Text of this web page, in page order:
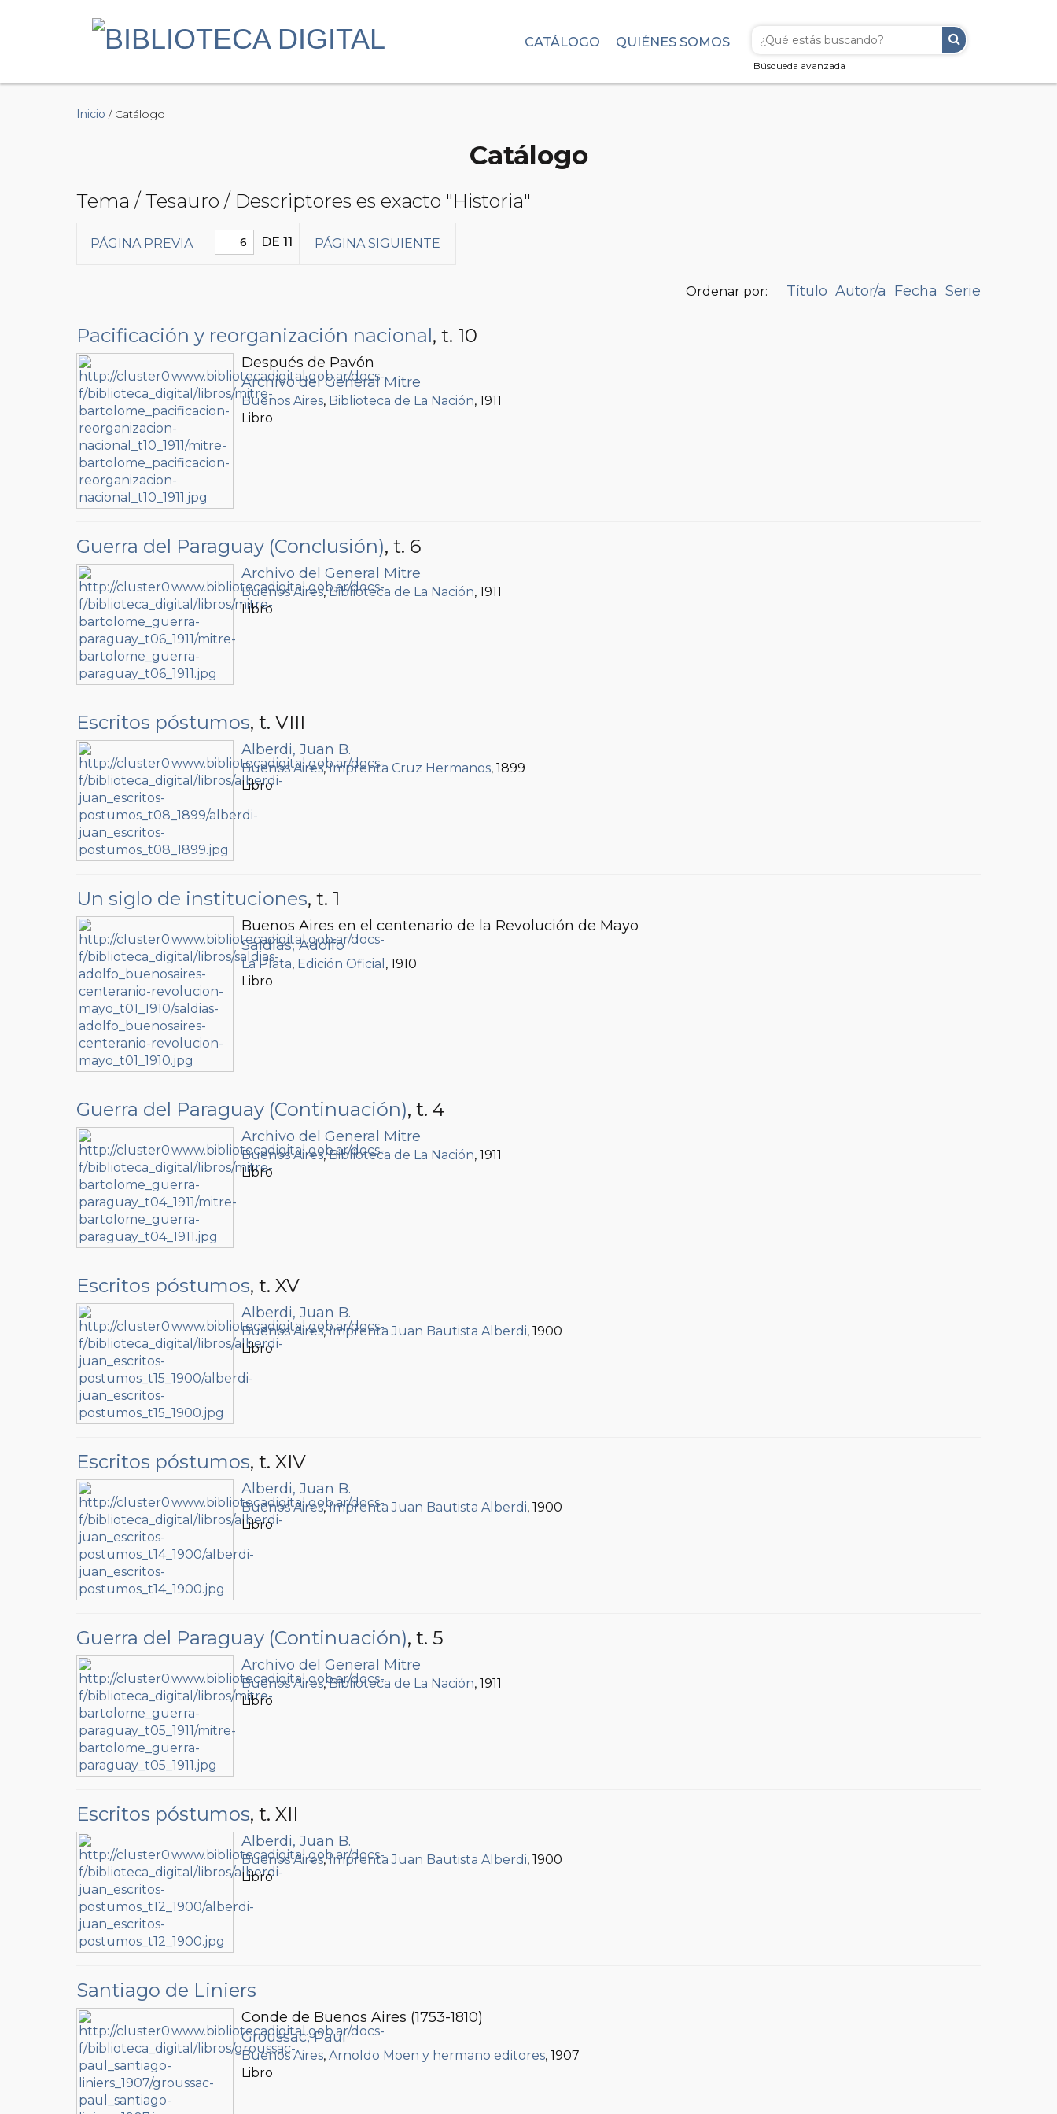
Búsqueda avanzada
CATÁLOGO QUIÉNES SOMOS
Inicio / Catálogo
Catálogo
Tema / Tesauro / Descriptores es exacto "Historia"
PÁGINA PREVIA DE 11 PÁGINA SIGUIENTE
Ordenar por: Título Autor/a Fecha Serie
Pacificación y reorganización nacional, t. 10
Después de Pavón
Archivo del General Mitre
Buenos Aires, Biblioteca de La Nación, 1911
Libro
Guerra del Paraguay (Conclusión), t. 6
Archivo del General Mitre
Buenos Aires,Biblioteca de La Nación, 1911
Libro
Escritos póstumos, t. VIII
Alberdi, Juan B.
Buenos Aires,Imprenta Cruz Hermanos, 1899
Libro
Un siglo de instituciones, t. 1
Buenos Aires en el centenario de la Revolución de Mayo
Saldías, Adolfo
La Plata, Edición Oficial , 1910
Libro
Guerra del Paraguay (Continuación), t. 4
Archivo del General Mitre
Buenos Aires,Biblioteca de La Nación, 1911
Libro
Escritos póstumos, t. XV
Alberdi, Juan B.
Buenos Aires,Imprenta Juan Bautista Alberdi, 1900
Libro
Escritos póstumos, t. XIV
Alberdi, Juan B.
Buenos Aires,Imprenta Juan Bautista Alberdi, 1900
Libro
Guerra del Paraguay (Continuación), t. 5
Archivo del General Mitre
Buenos Aires,Biblioteca de La Nación, 1911
Libro
Escritos póstumos, t. XII
Alberdi, Juan B.
Buenos Aires,Imprenta Juan Bautista Alberdi, 1900
Libro
Santiago de Liniers
Conde de Buenos Aires (1753-1810)
Groussac, Paul
Buenos Aires, Arnoldo Moen y hermano editores, 1907
Libro